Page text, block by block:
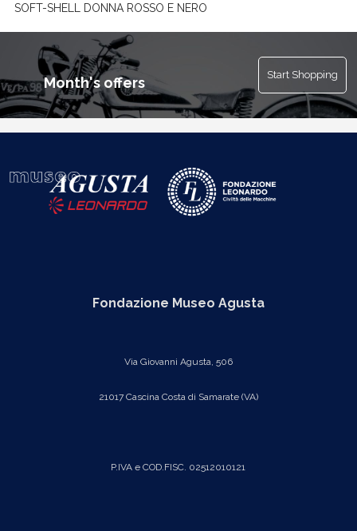
SOFT-SHELL DONNA ROSSO E NERO
Month's offers Start Shopping
Fondazione Museo Agusta
Via Giovanni Agusta, 506
21017 Cascina Costa di Samarate (VA)
P.IVA e COD.FISC. 02512010121